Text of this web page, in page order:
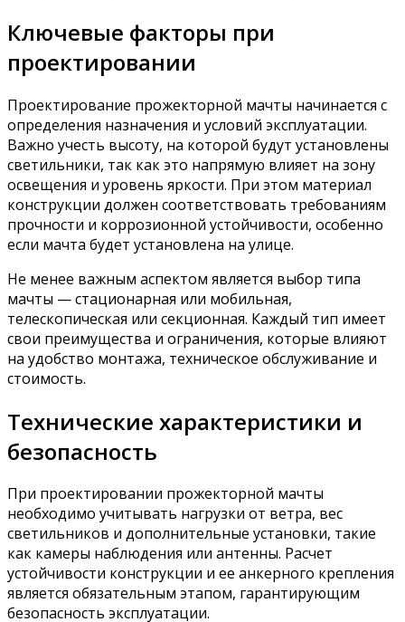
Ключевые факторы при
проектировании
Проектирование прожекторной мачты начинается с
определения назначения и условий эксплуатации.
Важно учесть высоту, на которой будут установлены
светильники, так как это напрямую влияет на зону
освещения и уровень яркости. При этом материал
конструкции должен соответствовать требованиям
прочности и коррозионной устойчивости, особенно
если мачта будет установлена на улице.
Не менее важным аспектом является выбор типа
мачты — стационарная или мобильная,
телескопическая или секционная. Каждый тип имеет
свои преимущества и ограничения, которые влияют
на удобство монтажа, техническое обслуживание и
стоимость.
Технические характеристики и
безопасность
При проектировании прожекторной мачты
необходимо учитывать нагрузки от ветра, вес
светильников и дополнительные установки, такие
как камеры наблюдения или антенны. Расчет
устойчивости конструкции и ее анкерного крепления
является обязательным этапом, гарантирующим
безопасность эксплуатации.